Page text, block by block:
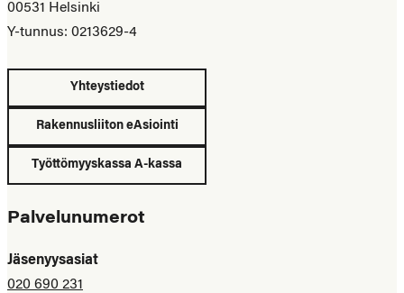
00531 Helsinki
Y-tunnus: 0213629-4
Yhteystiedot
Rakennusliiton eAsiointi
Työttömyyskassa A-kassa
Palvelunumerot
Jäsenyysasiat
020 690 231